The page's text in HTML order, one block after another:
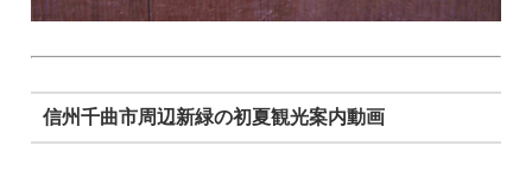
信州千曲市周辺新緑の初夏観光案内動画